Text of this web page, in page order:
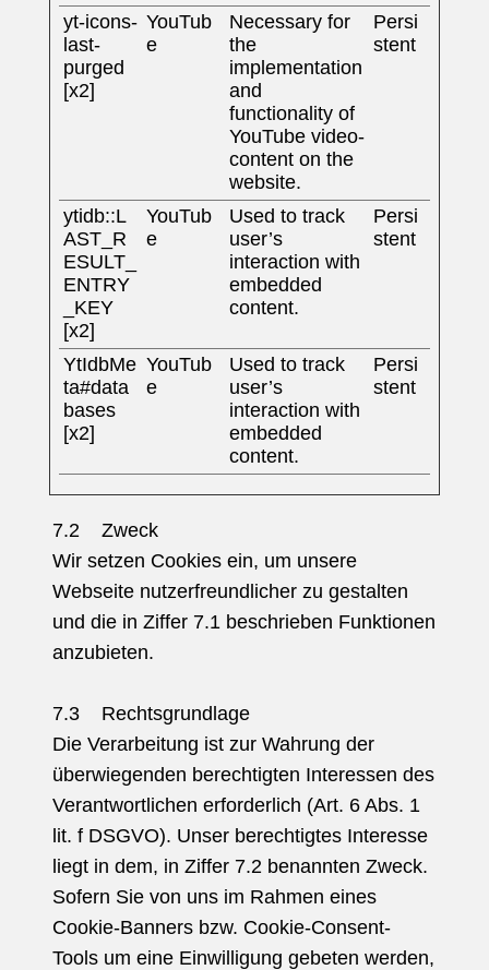
yt-icons-
last-
purged
[x2]
YouTub
e
Necessary for
the
implementation
and
functionality of
YouTube video-
content on the
website.
Persi
stent
ytidb::L
AST_R
ESULT_
ENTRY
_KEY
[x2]
YouTub
e
Used to track
user’s
interaction with
embedded
content.
Persi
stent
YtIdbMe
ta#data
bases
[x2]
YouTub
e
Used to track
user’s
interaction with
embedded
content.
Persi
stent
7.2 Zweck
Wir setzen Cookies ein, um unsere
Webseite nutzerfreundlicher zu gestalten
und die in Ziffer 7.1 beschrieben Funktionen
anzubieten.
7.3 Rechtsgrundlage
Die Verarbeitung ist zur Wahrung der
überwiegenden berechtigten Interessen des
Verantwortlichen erforderlich (Art. 6 Abs. 1
lit. f DSGVO). Unser berechtigtes Interesse
liegt in dem, in Ziffer 7.2 benannten Zweck.
Sofern Sie von uns im Rahmen eines
Cookie-Banners bzw. Cookie-Consent-
Tools um eine Einwilligung gebeten werden,